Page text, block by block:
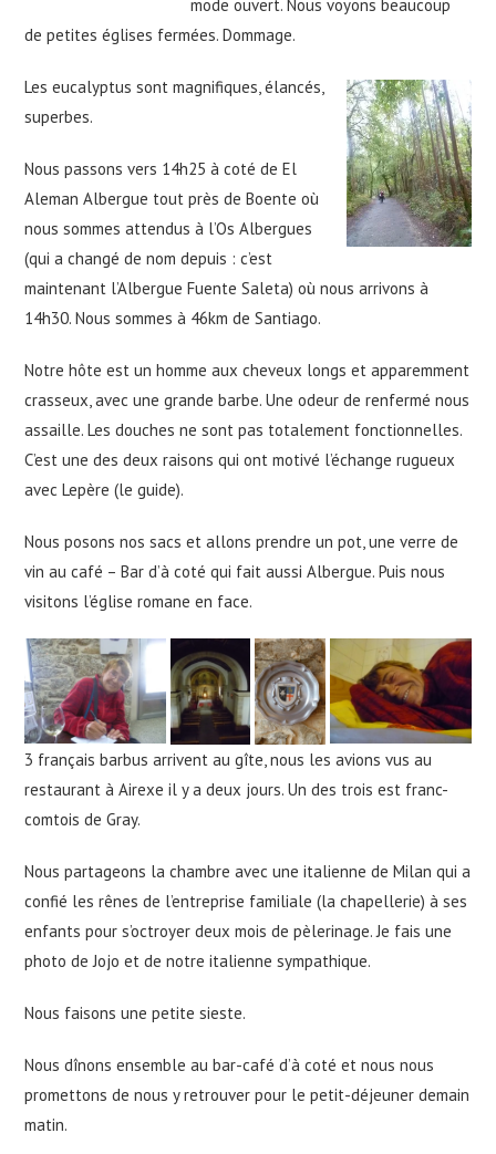
mode ouvert. Nous voyons beaucoup
de petites églises fermées. Dommage.
Les eucalyptus sont magnifiques, élancés,
superbes.
Nous passons vers 14h25 à coté de El
Aleman Albergue tout près de Boente où
nous sommes attendus à l’Os Albergues
(qui a changé de nom depuis : c’est
maintenant l’Albergue Fuente Saleta) où nous arrivons à
14h30. Nous sommes à 46km de Santiago.
Notre hôte est un homme aux cheveux longs et apparemment
crasseux, avec une grande barbe. Une odeur de renfermé nous
assaille. Les douches ne sont pas totalement fonctionnelles.
C’est une des deux raisons qui ont motivé l’échange rugueux
avec Lepère (le guide).
Nous posons nos sacs et allons prendre un pot, une verre de
vin au café – Bar d’à coté qui fait aussi Albergue. Puis nous
visitons l’église romane en face.
3 français barbus arrivent au gîte, nous les avions vus au
restaurant à Airexe il y a deux jours. Un des trois est franc-
comtois de Gray.
Nous partageons la chambre avec une italienne de Milan qui a
confié les rênes de l’entreprise familiale (la chapellerie) à ses
enfants pour s’octroyer deux mois de pèlerinage. Je fais une
photo de Jojo et de notre italienne sympathique.
Nous faisons une petite sieste.
Nous dînons ensemble au bar-café d’à coté et nous nous
promettons de nous y retrouver pour le petit-déjeuner demain
matin.